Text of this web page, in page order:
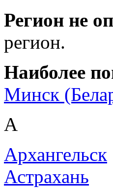
Регион не
регион.
Наиболее
Минск
А
Архангельск
Астрахань